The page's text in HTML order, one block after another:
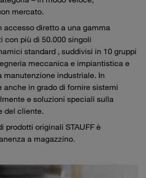
mercato.
accesso diretto a una gamma
con più di 50.000 singoli
standard , suddivisi in 10 gruppi
meccanica e impiantistica e
manutenzione industriale. In
anche in grado di fornire sistemi
e soluzioni speciali sulla
del cliente.
prodotti originali STAUFF è
a magazzino.